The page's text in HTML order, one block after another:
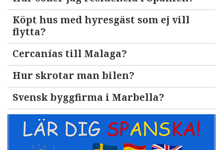
Köpt hus med hyresgäst som ej vill
flytta?
Cercanías till Malaga?
Hur skrotar man bilen?
Svensk byggfirma i Marbella?